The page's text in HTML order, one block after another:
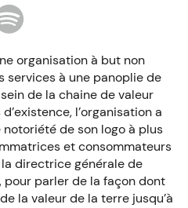
organisation à but non
services à une panoplie de
de la chaine de valeur
l’organisation a
de son logo à plus
et consommateurs
directrice générale de
pour parler de la façon dont
la valeur de la terre jusqu’à